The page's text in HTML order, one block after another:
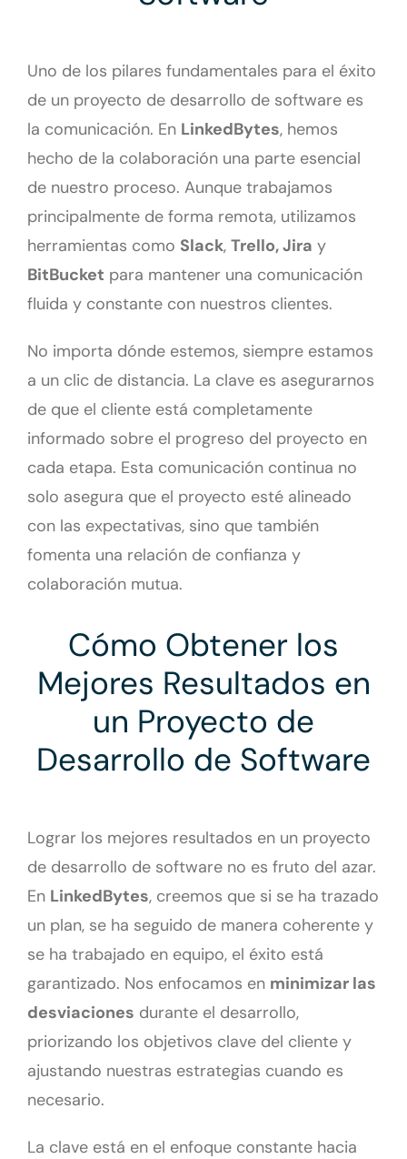
Uno de los pilares fundamentales para el éxito
de un proyecto de desarrollo de software es
la comunicación. En LinkedBytes, hemos
hecho de la colaboración una parte esencial
de nuestro proceso. Aunque trabajamos
principalmente de forma remota, utilizamos
herramientas como Slack, Trello, Jira y
BitBucket para mantener una comunicación
fluida y constante con nuestros clientes.
No importa dónde estemos, siempre estamos
a un clic de distancia. La clave es asegurarnos
de que el cliente está completamente
informado sobre el progreso del proyecto en
cada etapa. Esta comunicación continua no
solo asegura que el proyecto esté alineado
con las expectativas, sino que también
fomenta una relación de confianza y
colaboración mutua.
Cómo Obtener los
Mejores Resultados en
un Proyecto de
Desarrollo de Software
Lograr los mejores resultados en un proyecto
de desarrollo de software no es fruto del azar.
En LinkedBytes, creemos que si se ha trazado
un plan, se ha seguido de manera coherente y
se ha trabajado en equipo, el éxito está
garantizado. Nos enfocamos en minimizar las
desviaciones durante el desarrollo,
priorizando los objetivos clave del cliente y
ajustando nuestras estrategias cuando es
necesario.
La clave está en el enfoque constante hacia